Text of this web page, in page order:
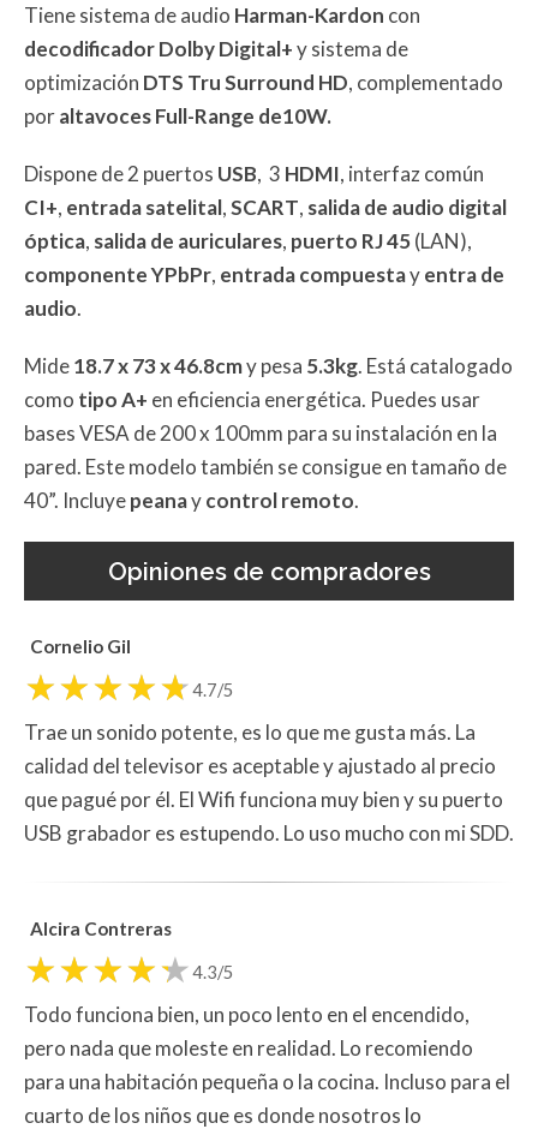
Tiene sistema de audio Harman-Kardon con
decodificadorDolby Digital+y sistema de
optimización DTS Tru Surround HD, complementado
poraltavoces Full-Range de10W.
Dispone de 2 puertos USB, 3 HDMI, interfaz común
CI+, entrada satelital,SCART, salida de audio digital
óptica, salida de auriculares, puerto RJ 45(LAN),
componente YPbPr, entrada compuestayentra de
audio.
Mide18.7 x 73 x 46.8cmy pesa 5.3kg. Está catalogado
como tipo A+ en eficiencia energética. Puedes usar
bases VESA de 200 x 100mm para su instalación en la
pared. Este modelo también se consigue en tamaño de
40”. Incluyepeanaycontrolremoto.
Opiniones de compradores
Cornelio Gil
4.7/5
Trae un sonido potente, es lo que me gusta más. La
calidad del televisor es aceptable y ajustado al precio
que pagué por él. El Wifi funciona muy bien y su puerto
USB grabador es estupendo. Lo uso mucho con mi SDD.
Alcira Contreras
4.3/5
Todo funciona bien, un poco lento en el encendido,
pero nada que moleste en realidad. Lo recomiendo
para una habitación pequeña o la cocina. Incluso para el
cuarto de los niños que es donde nosotros lo